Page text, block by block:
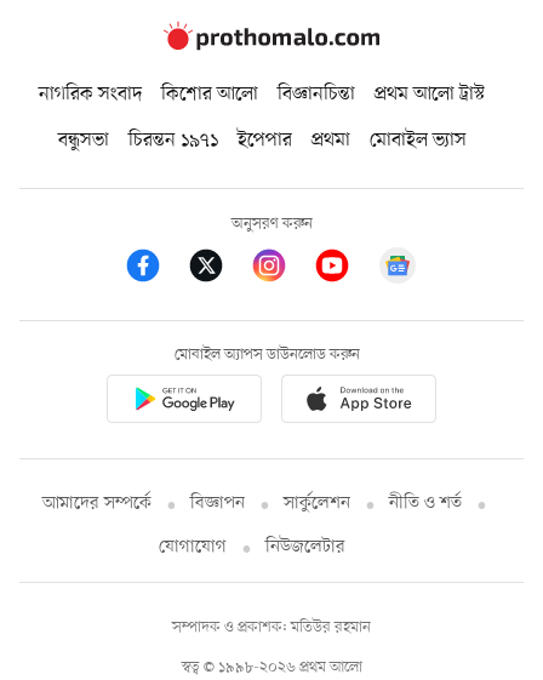
নাগরিক সংবাদ কিশোর আলো বিজ্ঞানচিন্তা
প্রথম আলো ট্রাস্ট
বন্ধুসভা
চিরন্তন ১৯৭১ ইপেপার প্রথমা মোবাইল ভ্যাস
অনুসরণ করুন
মোবাইল অ্যাপস ডাউনলোড করুন
আমাদের সম্পর্কে বিজ্ঞাপন সার্কুলেশন
নীতি ও শর্ত
যোগাযোগ
নিউজলেটার
স্বত্ব © ১৯৯৮-২০২৬ প্রথম আলো
সম্পাদক ও প্রকাশক: মতিউর রহমান